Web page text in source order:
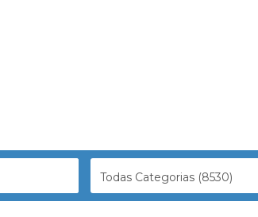
Todas Categorias (8530)